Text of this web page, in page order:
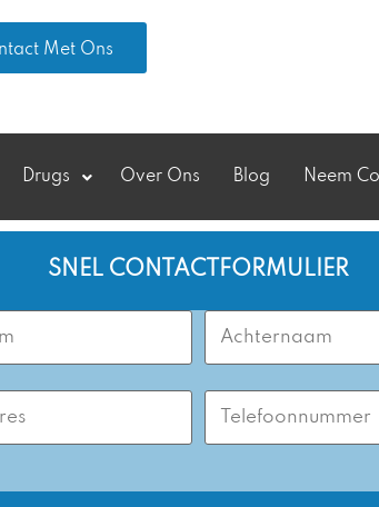
Met Ons
Drugs Over Ons Blog Neem
SNEL CONTACTFORMULIER
Last
Name
Phone
Number